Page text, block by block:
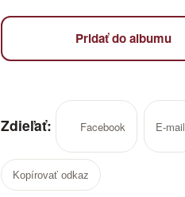
Pridať do albumu
Zdieľať: Facebook E-mail
Kopírovať odkaz